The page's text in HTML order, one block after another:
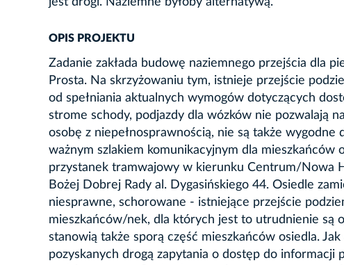
OPIS PROJEKTU
Zadanie zakłada budowę naziemnego przejścia dla
Prosta. Na skrzyżowaniu tym, istnieje przejście
od spełniania aktualnych wymogów dotyczących
strome schody, podjazdy dla wózków nie pozwalają
osobę z niepełnosprawnością, nie są także
ważnym szlakiem komunikacyjnym dla mieszkańców
przystanek tramwajowy w kierunku Centrum/Nowa
Bożej Dobrej Rady al. Dygasińskiego 44. Osiedle
niesprawne, schorowane - istniejące przejście
mieszkańców/nek, dla których jest to utrudnienie są
stanowią także sporą część mieszkańców osiedla.
pozyskanych drogą zapytania o dostęp do informacji